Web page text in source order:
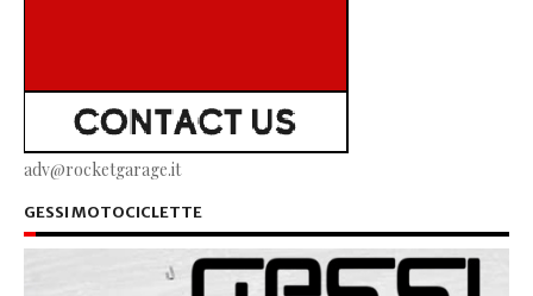
adv@rocketgarage.it
GESSI MOTOCICLETTE